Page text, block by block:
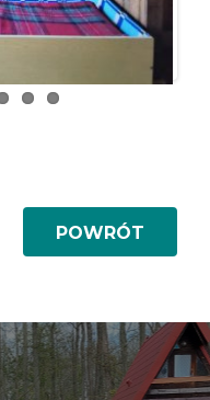
POWRÓT